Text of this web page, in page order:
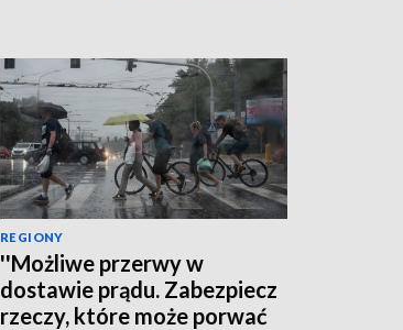
REGIONY
''Możliwe przerwy w
dostawie prądu. Zabezpiecz
rzeczy, które może porwać